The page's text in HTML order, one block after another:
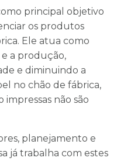
principal objetivo
os produtos
Ele atua como
a produção,
e diminuindo a
no chão de fábrica,
não são
planejamento e
já trabalha com estes